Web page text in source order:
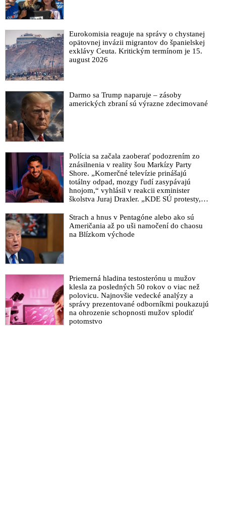
Eurokomisia reaguje na správy o chystanej
opätovnej invázii migrantov do španielskej
exklávy Ceuta. Kritickým termínom je 15.
august 2026
Darmo sa Trump naparuje – zásoby
amerických zbraní sú výrazne zdecimované
Polícia sa začala zaoberať podozrením zo
znásilnenia v reality šou Markízy Party
Shore. „Komerčné televízie prinášajú
totálny odpad, mozgy ľudí zasypávajú
hnojom,“ vyhlásil v reakcii exminister
školstva Juraj Draxler. „KDE SÚ protesty,
pracovníkov?“ spýtal sa
Strach a hnus v Pentagóne alebo ako sú
Američania až po uši namočení do chaosu
na Blízkom východe
Priemerná hladina testosterónu u mužov
klesla za posledných 50 rokov o viac než
polovicu. Najnovšie vedecké analýzy a
správy prezentované odborníkmi poukazujú
na ohrozenie schopnosti mužov splodiť
potomstvo